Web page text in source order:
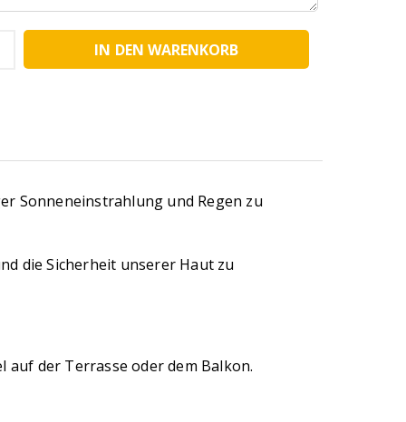
IN DEN WARENKORB
Sonneneinstrahlung und Regen zu
die Sicherheit unserer Haut zu
auf der Terrasse oder dem Balkon.